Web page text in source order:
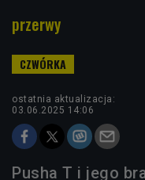
przerwy
ostatnia aktualizacja:
03.06.2025 14:06
Pusha T i jego